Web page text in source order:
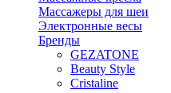
Массажеры для шеи
Электронные весы
Бренды
GEZATONE
Beauty Style
Cristaline